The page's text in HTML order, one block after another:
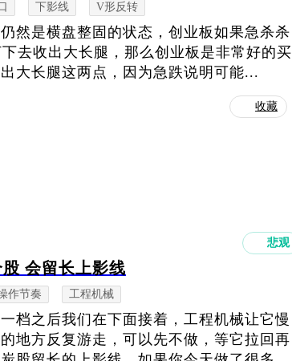
下影线 V形反转
然是横盘整固的状态，创业板如果急杀杀
去收出大长腿，那么创业板是非常好的买
大长腿这两点，因为急跌说明可能...
收藏
悲观
会留长上影线
作节奏 工程机械
档之后我们在下面接着，工程机械让它慢
地方反复游走，可以先不做，等它拉回再